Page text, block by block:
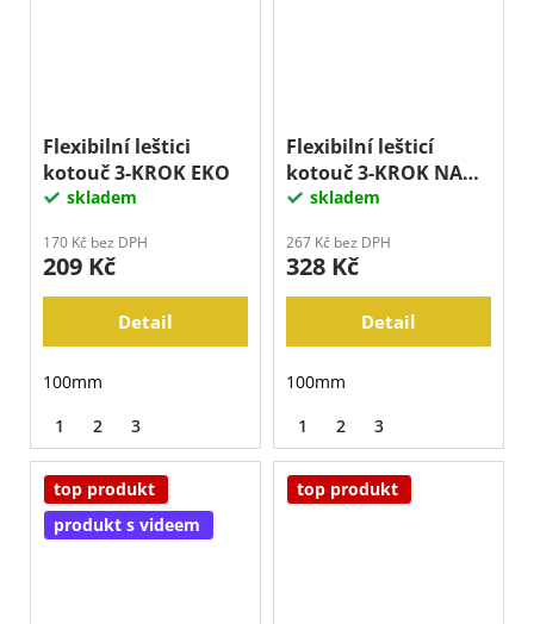
Flexibilní leštici
kotouč 3-KROK EKO
skladem
170 Kč bez DPH
209 Kč
Detail
100mm
1
2 3
Flexibilní lešticí
kotouč 3-KROK NA
KERAMIKU
skladem
267 Kč bez DPH
328 Kč
Detail
100mm
1
2 3
top produkt
produkt s videem
top produkt